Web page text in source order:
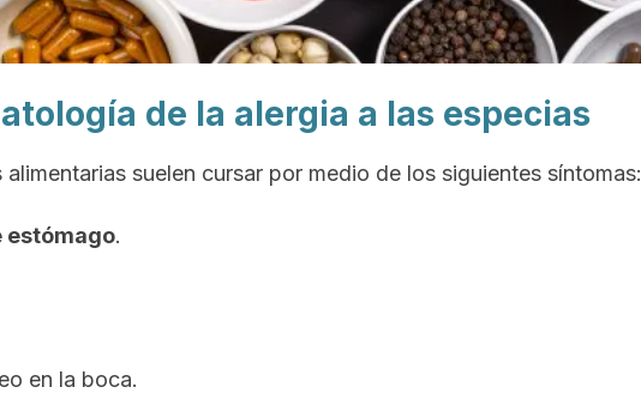
de la alergia a las especias
alimentarias suelen cursar por medio de los siguientes síntomas:
estómago.
en la boca.